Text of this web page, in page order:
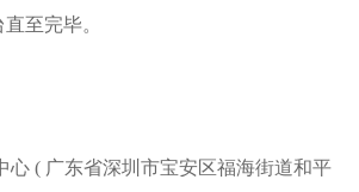
至完毕。
心 ( 广东省深圳市宝安区福海街道和平